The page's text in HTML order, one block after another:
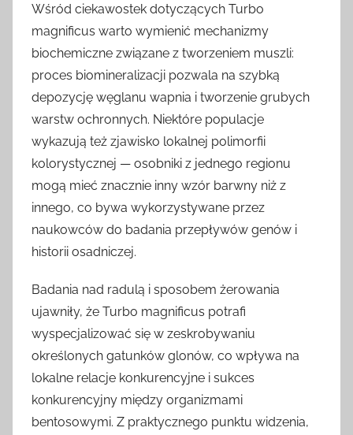
Wśród ciekawostek dotyczących Turbo
magnificus warto wymienić mechanizmy
biochemiczne związane z tworzeniem muszli:
proces biomineralizacji pozwala na szybką
depozycję węglanu wapnia i tworzenie grubych
warstw ochronnych. Niektóre populacje
wykazują też zjawisko lokalnej polimorfii
kolorystycznej — osobniki z jednego regionu
mogą mieć znacznie inny wzór barwny niż z
innego, co bywa wykorzystywane przez
naukowców do badania przepływów genów i
historii osadniczej.
Badania nad radulą i sposobem żerowania
ujawniły, że Turbo magnificus potrafi
wyspecjalizować się w zeskrobywaniu
określonych gatunków glonów, co wpływa na
lokalne relacje konkurencyjne i sukces
konkurencyjny między organizmami
bentosowymi. Z praktycznego punktu widzenia,